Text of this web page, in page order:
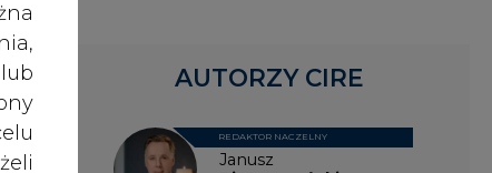
na
Janusz
REDAKTOR NACZELNY
AUTORZY CIRE